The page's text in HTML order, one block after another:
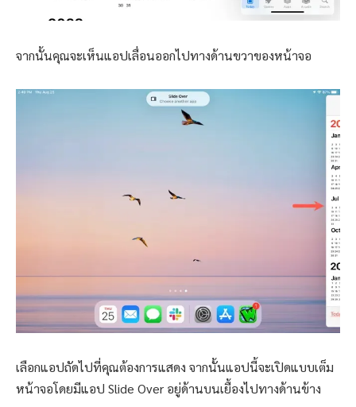
จากนั้นคุณจะเห็นแอปเลื่อนออกไปทางด้านขวาของหน้าจอ
เลือกแอปถัดไปที่คุณต้องการแสดง จากนั้นแอปนี้จะเปิดแบบเต็ม
หน้าจอโดยมีแอป Slide Over อยู่ด้านบนเยื้องไปทางด้านข้าง